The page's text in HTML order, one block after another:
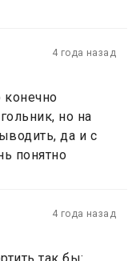
4 года назад
но на
да и с
понятно
4 года назад